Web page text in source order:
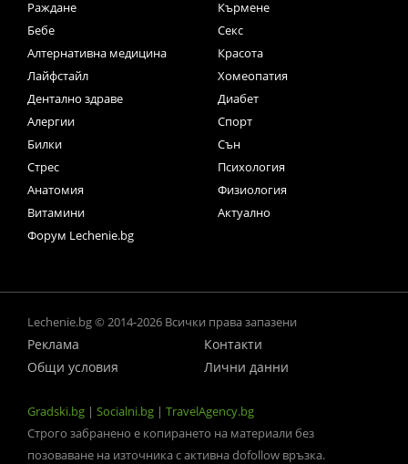
Раждане
Кърмене
Бебе
Секс
Алтернативна медицина
Красота
Лайфстайл
Хомеопатия
Дентално здраве
Диабет
Алергии
Спорт
Билки
Сън
Стрес
Психология
Анатомия
Физиология
Витамини
Актуално
Форум Lechenie.bg
Lechenie.bg © 2014-2026 Всички права запазени
Реклама
Контакти
Общи условия
Лични данни
Gradski.bg | Socialni.bg | TravelAgency.bg
Строго забранено е копирането на материали без
позоваване на източника с активна dofollow връзка.